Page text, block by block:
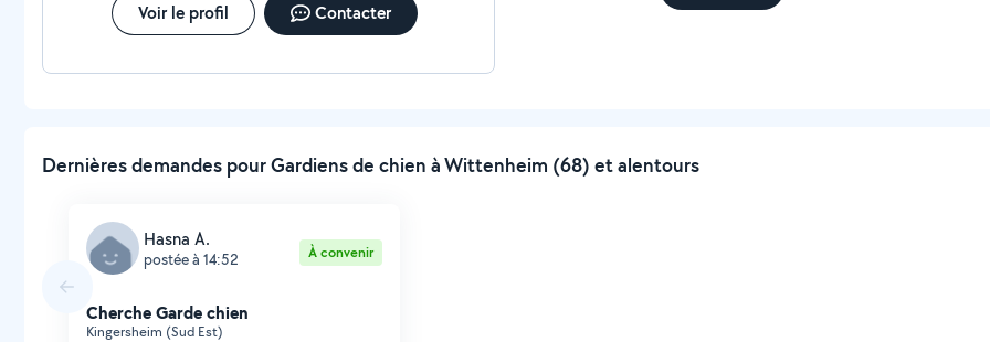
Voir le profil Contacter
Dernières demandes pour Gardiens de chien à Wittenheim (68) et alentours
Hasna A.
postée à 14:52 À convenir
Cherche Garde chien
Kingersheim (Sud Est)